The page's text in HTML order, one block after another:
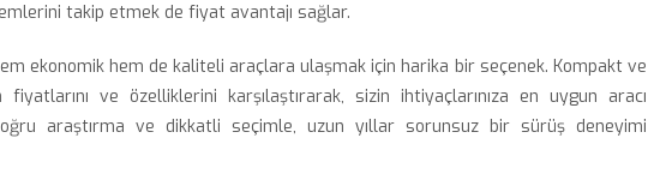
takip etmek de fiyat avantajı sağlar.
ekonomik hem de kaliteli araçlara ulaşmak için harika bir seçenek. Kompakt ve
ve özelliklerini karşılaştırarak, sizin ihtiyaçlarınıza en uygun aracı
araştırma ve dikkatli seçimle, uzun yıllar sorunsuz bir sürüş deneyimi